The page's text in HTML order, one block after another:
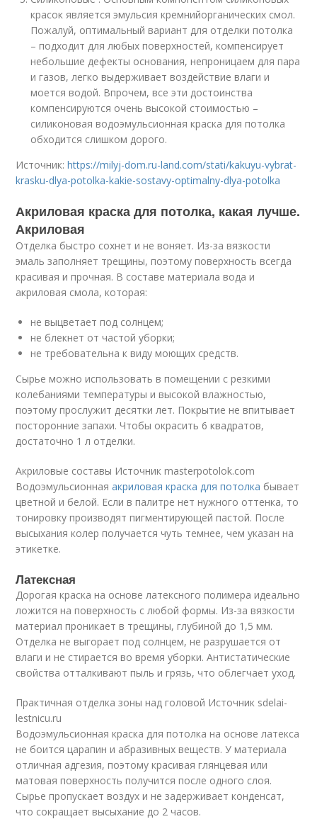
красок является эмульсия кремнийорганических смол.
Пожалуй, оптимальный вариант для отделки потолка
– подходит для любых поверхностей, компенсирует
небольшие дефекты основания, непроницаем для пара
и газов, легко выдерживает воздействие влаги и
моется водой. Впрочем, все эти достоинства
компенсируются очень высокой стоимостью –
силиконовая водоэмульсионная краска для потолка
обходится слишком дорого.
Источник:https://milyj-dom.ru-land.com/stati/kakuyu-vybrat-
krasku-dlya-potolka-kakie-sostavy-optimalny-dlya-potolka
Акриловая краска для потолка, какая лучше.
Акриловая
Отделка быстро сохнет и не воняет. Из-за вязкости
эмаль заполняет трещины, поэтому поверхность всегда
красивая и прочная. В составе материала вода и
акриловая смола, которая:
не выцветает под солнцем;
не блекнет от частой уборки;
не требовательна к виду моющих средств.
Сырье можно использовать в помещении с резкими
колебаниями температуры и высокой влажностью,
поэтому прослужит десятки лет. Покрытие не впитывает
посторонние запахи. Чтобы окрасить 6 квадратов,
достаточно 1 л отделки.
Акриловые составы Источник masterpotolok.com
Водоэмульсионнаяакриловая краска для потолка бывает
цветной и белой. Если в палитре нет нужного оттенка, то
тонировку производят пигментирующей пастой. После
высыхания колер получается чуть темнее, чем указан на
этикетке.
Латексная
Дорогая краска на основе латексного полимера идеально
ложится на поверхность с любой формы. Из-за вязкости
материал проникает в трещины, глубиной до 1,5 мм.
Отделка не выгорает под солнцем, не разрушается от
влаги и не стирается во время уборки. Антистатические
свойства отталкивают пыль и грязь, что облегчает уход.
Практичная отделка зоны над головой Источник sdelai-
lestnicu.ru
Водоэмульсионная краска для потолка на основе латекса
не боится царапин и абразивных веществ. У материала
отличная адгезия, поэтому красивая глянцевая или
матовая поверхность получится после одного слоя.
Сырье пропускает воздух и не задерживает конденсат,
что сокращает высыхание до 2 часов.